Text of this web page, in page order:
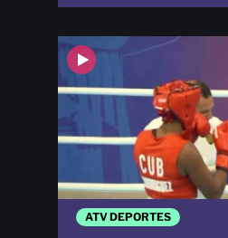
ATV DEPORTES